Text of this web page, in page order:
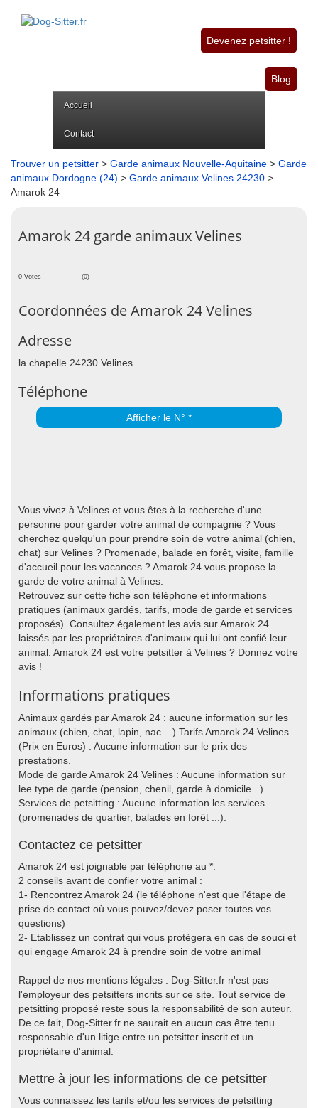
Devenez petsitter !
Blog
Accueil
Contact
Trouver un petsitter > Garde animaux Nouvelle-Aquitaine > Garde
animaux Dordogne (24) > Garde animaux Velines 24230 >
Amarok 24
Amarok 24 garde animaux Velines
0 Votes (0)
Coordonnées de Amarok 24 Velines
Adresse
la chapelle 24230 Velines
Téléphone
Afficher le N° *
Vous vivez à Velines et vous êtes à la recherche d'une
personne pour garder votre animal de compagnie ? Vous
cherchez quelqu'un pour prendre soin de votre animal (chien,
chat) sur Velines ? Promenade, balade en forêt, visite, famille
d'accueil pour les vacances ? Amarok 24 vous propose la
garde de votre animal à Velines.
Retrouvez sur cette fiche son téléphone et informations
pratiques (animaux gardés, tarifs, mode de garde et services
proposés). Consultez également les avis sur Amarok 24
laissés par les propriétaires d'animaux qui lui ont confié leur
animal. Amarok 24 est votre petsitter à Velines ? Donnez votre
avis !
Informations pratiques
Animaux gardés par Amarok 24 : aucune information sur les
animaux (chien, chat, lapin, nac ...) Tarifs Amarok 24 Velines
(Prix en Euros) : Aucune information sur le prix des
prestations.
Mode de garde Amarok 24 Velines : Aucune information sur
lee type de garde (pension, chenil, garde à domicile ..).
Services de petsitting : Aucune information les services
(promenades de quartier, balades en forêt ...).
Contactez ce petsitter
Amarok 24 est joignable par téléphone au *.
2 conseils avant de confier votre animal :
1- Rencontrez Amarok 24 (le téléphone n'est que l'étape de
prise de contact où vous pouvez/devez poser toutes vos
questions)
2- Etablissez un contrat qui vous protègera en cas de souci et
qui engage Amarok 24 à prendre soin de votre animal
Rappel de nos mentions légales : Dog-Sitter.fr n'est pas
l'employeur des petsitters incrits sur ce site. Tout service de
petsitting proposé reste sous la responsabilité de son auteur.
De ce fait, Dog-Sitter.fr ne saurait en aucun cas être tenu
responsable d'un litige entre un petsitter inscrit et un
propriétaire d'animal.
Mettre à jour les informations de ce petsitter
Vous connaissez les tarifs et/ou les services de petsitting